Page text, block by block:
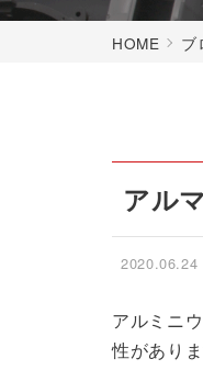
HOME ブ
アル
2020.06.24
アルミニ
性がありま